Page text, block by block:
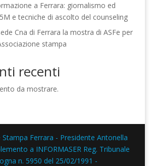
a Ferrara: giornalismo ed
e tecniche di ascolto del counseling
Cna di Ferrara la mostra di ASFe per
stampa
recenti
da mostrare.
Stampa Ferrara - Presidente Antonella
a INFORMASER Reg. Tribunale
n. 5950 del 25/02/1991 -